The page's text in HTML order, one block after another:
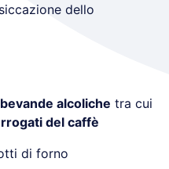
dello
alcoliche tra cui
del caffè
di forno